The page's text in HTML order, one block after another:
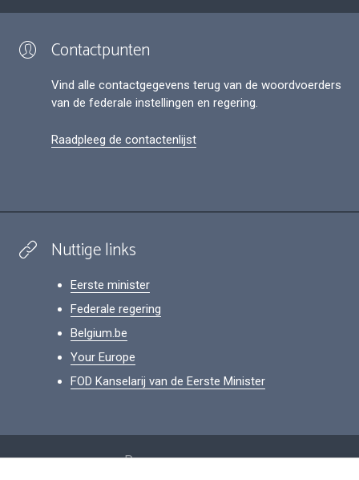
Contactpunten
Vind alle contactgegevens terug van de woordvoerders
van de federale instellingen en regering.
Raadpleeg de contactenlijst
Nuttige links
Eerste minister
Federale regering
Belgium.be
Your Europe
FOD Kanselarij van de Eerste Minister
Persoonsgegevens